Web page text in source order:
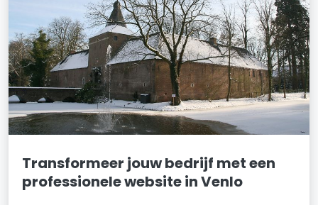
Transformeer jouw bedrijf met een
professionele website in Venlo